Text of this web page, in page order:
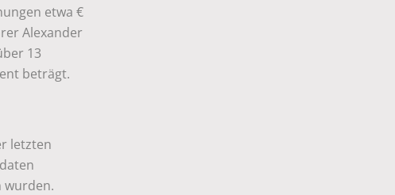
etwa €
Alexander
13
beträgt.
letzten
wurden.